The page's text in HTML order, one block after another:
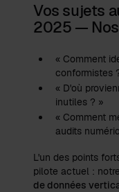
Vos sujets
2025 —
« Comment
conformistes
« D'où
inutiles ? »
« Comment
audits
L'un des points
pilote actuel :
de données